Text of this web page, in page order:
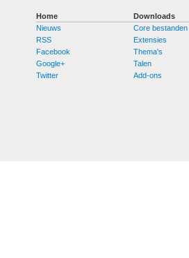
Home
Nieuws
RSS
Facebook
Google+
Twitter
Downloads
Core bestanden
Extensies
Thema's
Talen
Add-ons